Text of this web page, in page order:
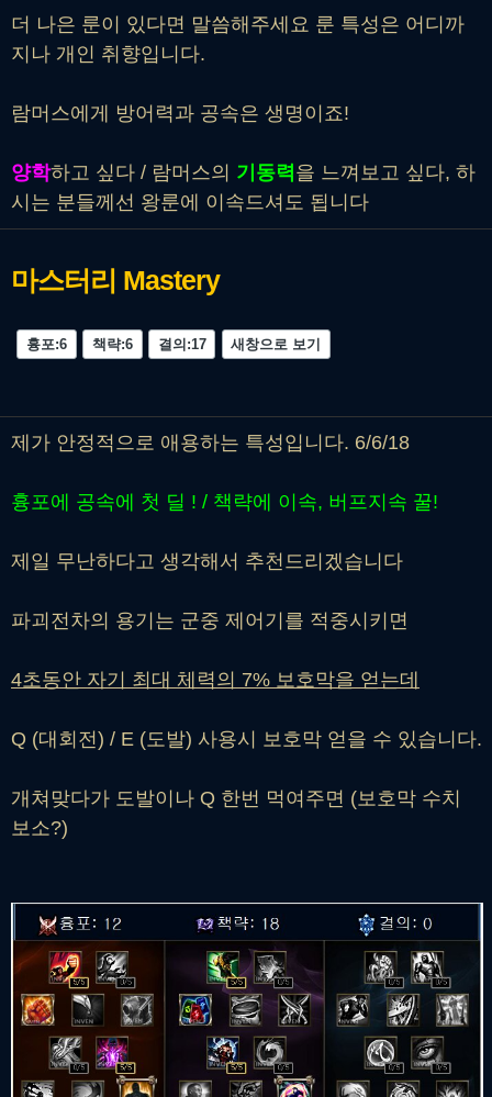
더 나은 룬이 있다면 말씀해주세요 룬 특성은 어디까
지나 개인 취향입니다.
람머스에게 방어력과 공속은 생명이죠!
양학하고 싶다 / 람머스의 기동력을 느껴보고 싶다, 하
시는 분들께선 왕룬에 이속드셔도 됩니다
마스터리 Mastery
흉포:6 책략:6 결의:17 새창으로 보기
제가 안정적으로 애용하는 특성입니다. 6/6/18
흉포에 공속에 첫 딜 ! / 책략에 이속, 버프지속 꿀!
제일 무난하다고 생각해서 추천드리겠습니다
파괴전차의 용기는 군중 제어기를 적중시키면
4초동안 자기 최대 체력의 7% 보호막을 얻는데
Q (대회전) / E (도발) 사용시 보호막 얻을 수 있습니다.
개쳐맞다가 도발이나 Q 한번 먹여주면 (보호막 수치
보소?)